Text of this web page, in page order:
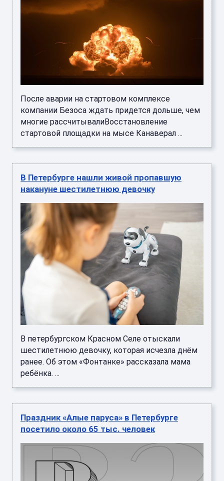
После аварии на стартовом комплексе
компании Безоса ждать придется дольше, чем
многие рассчитывалиВосстановление
стартовой площадки на мысе Канаверал ...
В Петербурге нашли живой пропавшую
накануне шестилетнюю девочку
В петербургском Красном Селе отыскали
шестилетнюю девочку, которая исчезла днём
ранее. Об этом «Фонтанке» рассказала мама
ребёнка. ...
Праздник «Алые паруса» в Петербурге
посетило около 65 тыс. человек